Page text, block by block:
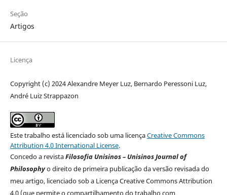
Seção
Artigos
Licença
Copyright (c) 2024 Alexandre Meyer Luz, Bernardo Peressoni Luz,
André Luiz Strappazon
Este trabalho está licenciado sob uma licençaCreative Commons
Attribution 4.0 International License.
Concedo a revistaFilosofia Unisinos – Unisinos Journal of
Philosophyo direito de primeira publicação da versão revisada do
meu artigo, licenciado sob a Licença Creative Commons Attribution